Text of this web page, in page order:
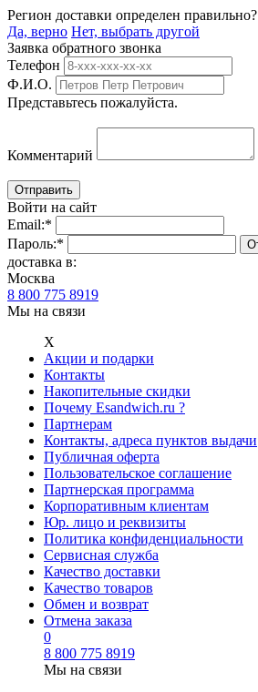
Регион доставки определен правильно?
Да, верно Нет, выбрать другой
Заявка обратного звонка
Телефон
Ф.И.О.
Представьтесь пожалуйста.
Комментарий
Войти на сайт
Email:*
Пароль:*
доставка в:
Москва
8 800 775 8919
Мы на связи
Х
Акции и подарки
Контакты
Накопительные скидки
Почему Esandwich.ru ?
Партнерам
Контакты, адреса пунктов выдачи
Публичная оферта
Пользовательское соглашение
Партнерская программа
Корпоративным клиентам
Юр. лицо и реквизиты
Политика конфиденциальности
Сервисная служба
Качество доставки
Качество товаров
Обмен и возврат
Отмена заказа
0
8 800 775 8919
Мы на связи